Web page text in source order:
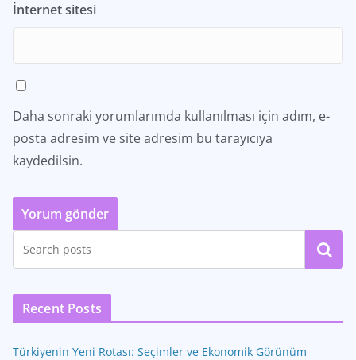
İnternet sitesi
Daha sonraki yorumlarımda kullanılması için adım, e-
posta adresim ve site adresim bu tarayıcıya
kaydedilsin.
Ara
Recent Posts
Türkiyenin Yeni Rotası: Seçimler ve Ekonomik Görünüm